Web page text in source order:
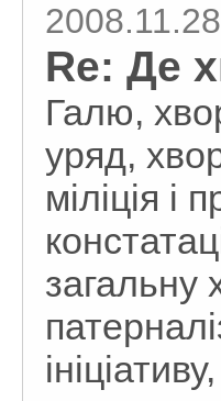
Re: Де
Галю,
уряд,
міліція і
загальну